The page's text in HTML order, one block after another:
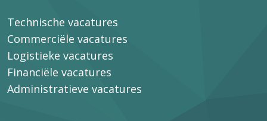
Technische vacatures
Commerciële vacatures
Logistieke vacatures
Financiële vacatures
Administratieve vacatures